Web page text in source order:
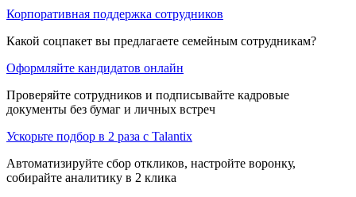
Корпоративная поддержка сотрудников
Какой соцпакет вы предлагаете семейным сотрудникам?
Оформляйте кандидатов онлайн
Проверяйте сотрудников и подписывайте кадровые
документы без бумаг и личных встреч
Ускорьте подбор в 2 раза с Talantix
Автоматизируйте сбор откликов, настройте воронку,
собирайте аналитику в 2 клика